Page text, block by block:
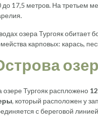
до 17,5 метров. На третьем
озера Тургояк обитает
карповых: карась,
озере Тургояк распложено
, который расположен у
с береговой